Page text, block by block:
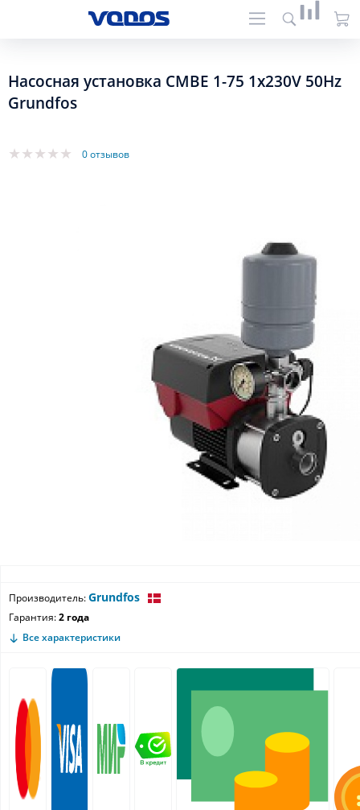
Насосная установка CMBE 1-75 1x230V 50Hz
Grundfos
0 отзывов
Производитель:Grundfos
Гарантия:2 года
Все характеристики